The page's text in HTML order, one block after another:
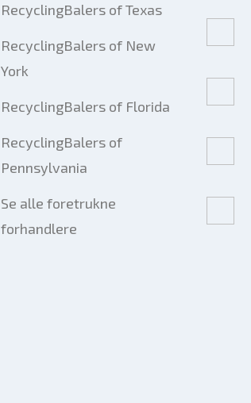
RecyclingBalers of Texas
RecyclingBalers of New
York
RecyclingBalers of Florida
RecyclingBalers of
Pennsylvania
Se alle foretrukne
forhandlere